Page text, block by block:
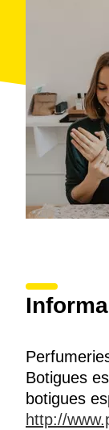
Botigues
botigues
http://